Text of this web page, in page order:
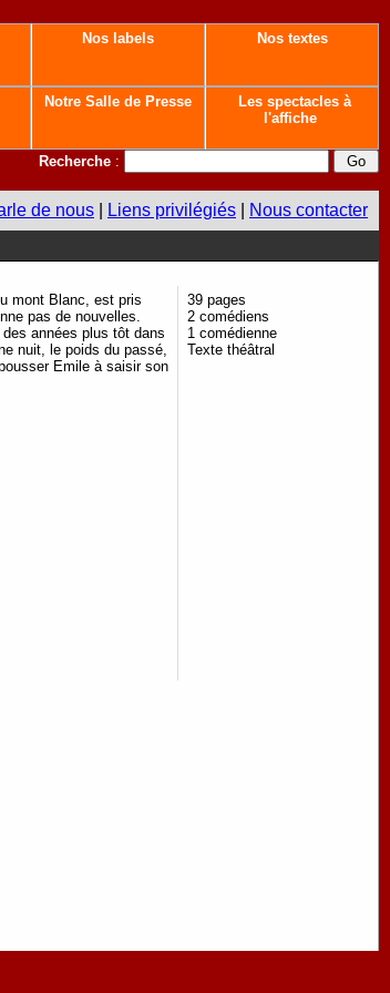
Nos labels Nos textes
Notre Salle de Presse
Les spectacles à
l'affiche
Recherche :
de nous Liens privilégiés Nous contacter
mont Blanc, est pris
pas de nouvelles.
années plus tôt dans
nuit, le poids du passé,
Emile à saisir son
39 pages
2 comédiens
1 comédienne
Texte théâtral